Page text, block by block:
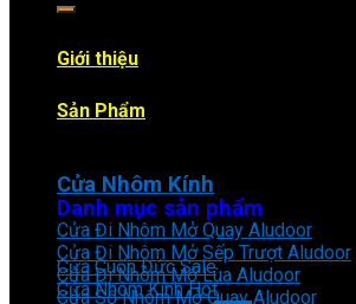
Cửa Nhôm Kính
Cửa Đi Nhôm Mở Quay Aludoor
Cửa Đi Nhôm Mở Sếp Trượt Aludoor
Cửa Đi Nhôm Mở Lùa Aludoor
Cửa Sổ Nhôm Mở Quay Aludoor
Giới thiệu
Sản Phẩm
Danh mục sản phẩm
Cửa Cuốn Đức
Cửa Nhôm Kính